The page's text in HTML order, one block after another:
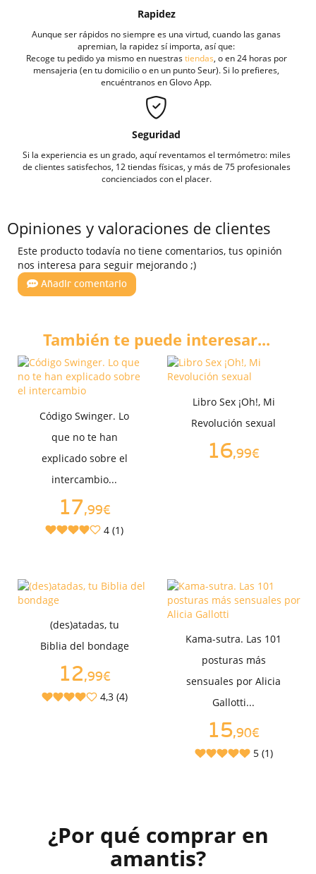
Rapidez
Aunque ser rápidos no siempre es una virtud, cuando las ganas
apremian, la rapidez sí importa, así que:
Recoge tu pedido ya mismo en nuestrastiendas , o en 24 horas por
mensajeria (en tu domicilio o en un punto Seur). Si lo prefieres,
encuéntranos en Glovo App.
Seguridad
Si la experiencia es un grado, aquí reventamos el termómetro: miles
de clientes satisfechos, 12 tiendas físicas, y más de 75 profesionales
concienciados con el placer.
Opiniones y valoraciones de clientes
Este producto todavía no tiene comentarios, tus opinión
nos interesa para seguir mejorando ;)
Añadir comentario
También te puede interesar...
Código Swinger. Lo
que no te han
explicado sobre el
intercambio...
17,99€
4 (1)
Libro Sex ¡Oh!, Mi
Revolución sexual
16,99€
(des)atadas, tu
Biblia del bondage
12,99€
4,3 (4)
Kama-sutra. Las 101
posturas más
sensuales por Alicia
Gallotti...
15,90€
5 (1)
¿Por qué comprar en
amantis?